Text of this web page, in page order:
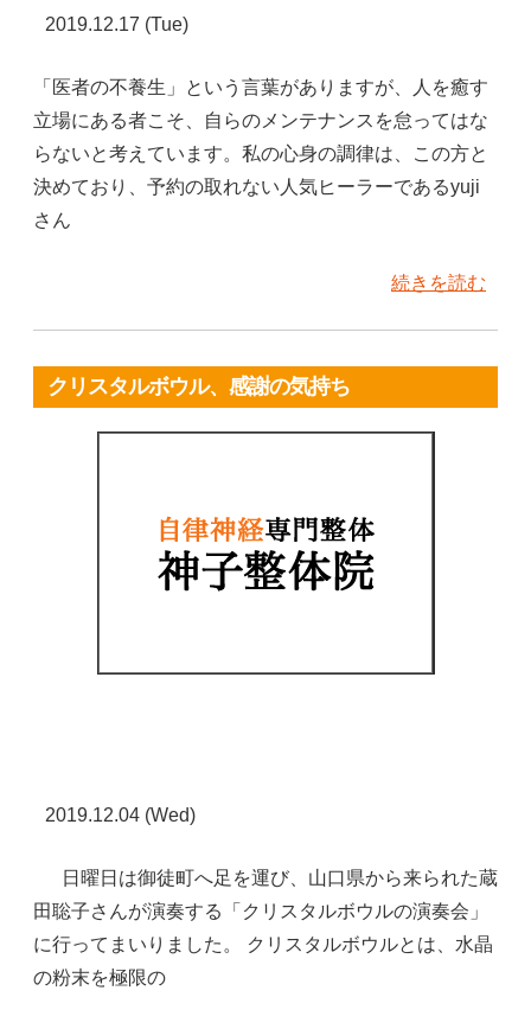
2019.12.17 (Tue)
「医者の不養生」という言葉がありますが、人を癒す
立場にある者こそ、自らのメンテナンスを怠ってはな
らないと考えています。私の心身の調律は、この方と
決めており、予約の取れない人気ヒーラーであるyuji
さん
続きを読む
クリスタルボウル、感謝の気持ち
2019.12.04 (Wed)
日曜日は御徒町へ足を運び、山口県から来られた蔵
田聡子さんが演奏する「クリスタルボウルの演奏会」
に行ってまいりました。 クリスタルボウルとは、水晶
の粉末を極限の